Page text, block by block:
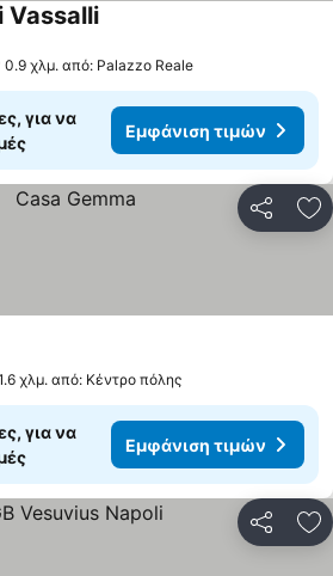
Vassalli
0.9 χλμ. από: Palazzo Reale
για να
Εμφάνιση τιμών
χλμ. από: Κέντρο πόλης
για να
Εμφάνιση τιμών